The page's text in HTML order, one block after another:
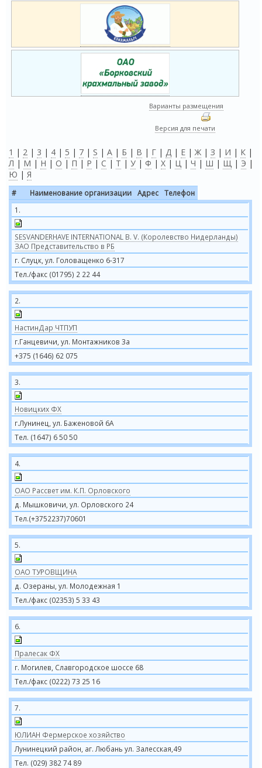
Варианты размещения
Версия для печати
1 | 2 | 3 | 4 | 5 | 7 | S | А | Б | В | Г | Д | Е | Ж | З | И | К |
Л | М | Н | О | П | Р | С | Т | У | Ф | Х | Ц | Ч | Ш | Щ | Э |
Ю | Я
# Наименование организации Адрес
Телефон
1.
SESVANDERHAVE INTERNATIONAL B. V. (Королевство Нидерланды)
ЗАО Представительство в РБ
г. Слуцк, ул. Головащенко 6-317
Тел./факс (01795) 2 22 44
2.
НастинДар ЧТПУП
г.Ганцевичи, ул. Монтажников 3а
+375 (1646) 62 075
3.
Новицких ФХ
г.Лунинец, ул. Баженовой 6А
Тел. (1647) 6 50 50
4.
ОАО Рассвет им. К.П. Орловского
д. Мышковичи, ул. Орловского 24
Тел.(+3752237)70601
5.
ОАО ТУРОВЩИНА
д. Озераны, ул. Молодежная 1
Тел./факс (02353) 5 33 43
6.
Пралесак ФХ
г. Могилев, Славгородское шоссе 68
Тел./факс (0222) 73 25 16
7.
ЮЛИАН Фермерское хозяйство
Лунинецкий район, аг. Любань ул. Залесская,49
Тел. (029) 382 74 89